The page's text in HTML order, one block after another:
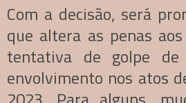
Com a decisão, será
que altera as penas
tentativa de golpe
envolvimento nos atos